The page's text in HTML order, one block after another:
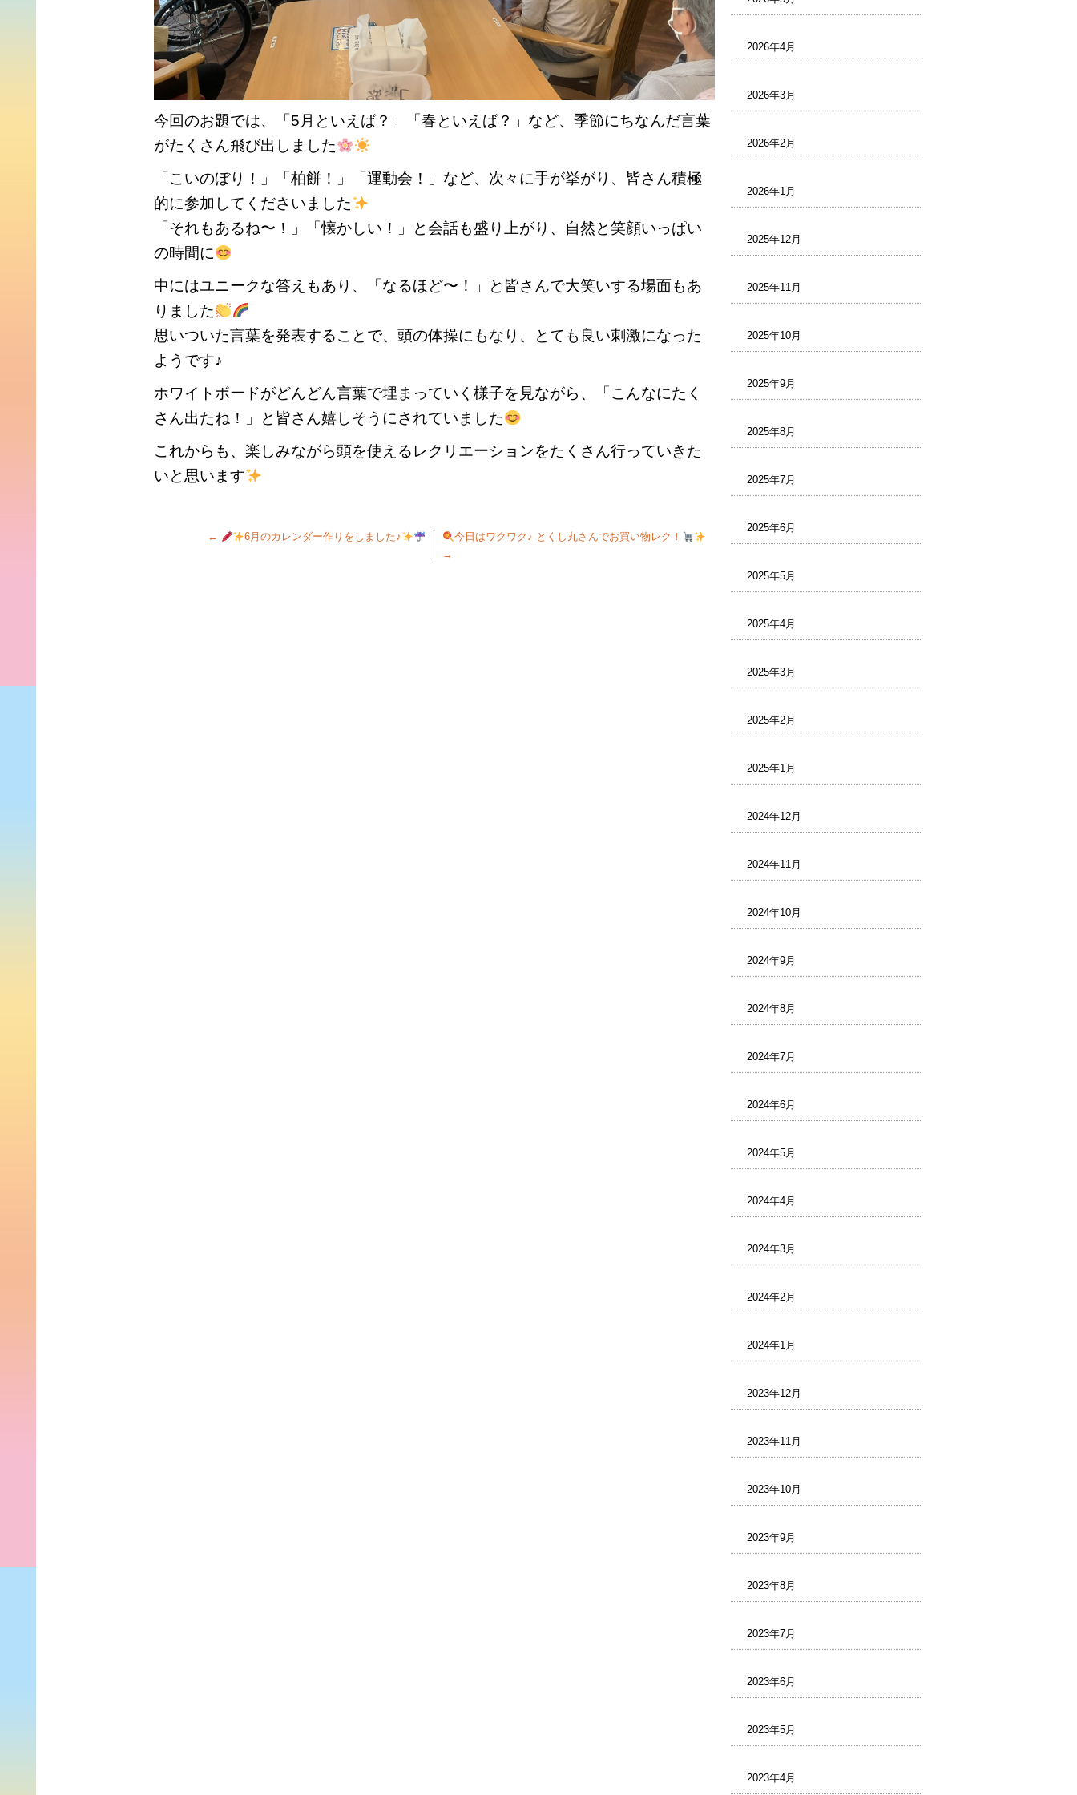
今回のお題では、「5月といえば？」「春といえば？」など、季節にちなんだ言葉
がたくさん飛び出しました
「こいのぼり！」「柏餅！」「運動会！」など、次々に手が挙がり、皆さん積極
的に参加してくださいました
「それもあるね〜！」「懐かしい！」と会話も盛り上がり、自然と笑顔いっぱい
の時間に
中にはユニークな答えもあり、「なるほど〜！」と皆さんで大笑いする場面もあ
りました
思いついた言葉を発表することで、頭の体操にもなり、とても良い刺激になった
ようです♪
ホワイトボードがどんどん言葉で埋まっていく様子を見ながら、「こんなにたく
さん出たね！」と皆さん嬉しそうにされていました
これからも、楽しみながら頭を使えるレクリエーションをたくさん行っていきた
いと思います
← 6月のカレンダー作りをしました♪
今日はワクワク♪ とくし丸さんでお買い物レク！
→
2026年4月
2026年3月
2026年2月
2026年1月
2025年12月
2025年11月
2025年10月
2025年9月
2025年8月
2025年7月
2025年6月
2025年5月
2025年4月
2025年3月
2025年2月
2025年1月
2024年12月
2024年11月
2024年10月
2024年9月
2024年8月
2024年7月
2024年6月
2024年5月
2024年4月
2024年3月
2024年2月
2024年1月
2023年12月
2023年11月
2023年10月
2023年9月
2023年8月
2023年7月
2023年6月
2023年5月
2023年4月